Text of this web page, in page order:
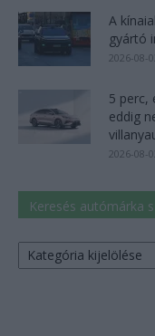
A
gyártó
2026-08-
5 perc,
eddig
2026-08-
Keresés autómárka
Keresés
autómárka